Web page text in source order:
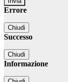
Errore
Chiudi
Successo
Chiudi
Informazione